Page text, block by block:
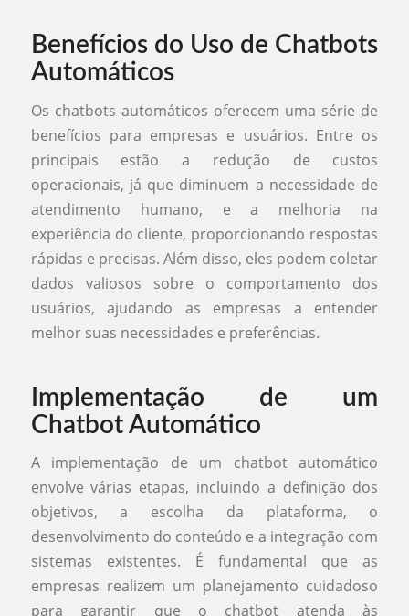
Benefícios do Uso de Chatbots
Automáticos
Os chatbots automáticos oferecem uma série de
benefícios para empresas e usuários. Entre os
principais estão a redução de custos
operacionais, já que diminuem a necessidade de
atendimento humano, e a melhoria na
experiência do cliente, proporcionando respostas
rápidas e precisas. Além disso, eles podem coletar
dados valiosos sobre o comportamento dos
usuários, ajudando as empresas a entender
melhor suas necessidades e preferências.
Implementação de um
Chatbot Automático
A implementação de um chatbot automático
envolve várias etapas, incluindo a definição dos
objetivos, a escolha da plataforma, o
desenvolvimento do conteúdo e a integração com
sistemas existentes. É fundamental que as
empresas realizem um planejamento cuidadoso
para garantir que o chatbot atenda às